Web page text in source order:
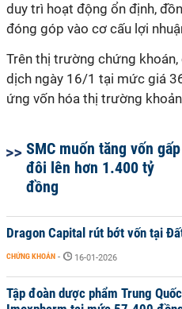
duy trì hoạt động ổn định,
đóng góp vào cơ cấu lợi
Trên thị trường chứng
dịch ngày 16/1 tại mức giá
ứng vốn hóa thị trường
SMC muốn tăng vốn gấp
đôi lên hơn 1.400 tỷ
đồng
Dragon Capital rút bớt vốn tại
CHỨNG KHOÁN - 16-01-2026
Tập đoàn dược phẩm Trung